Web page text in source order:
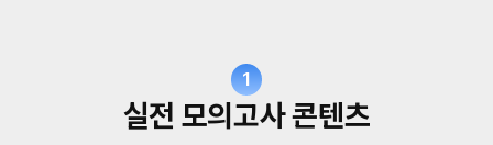
1
실전 모의고사 콘텐츠